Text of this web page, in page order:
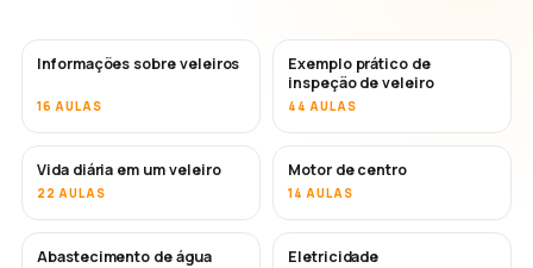
Informações sobre veleiros
16 AULAS
Exemplo prático de
inspeção de veleiro
44 AULAS
Vida diária em um veleiro
22 AULAS
Motor de centro
14 AULAS
Abastecimento de água Eletricidade